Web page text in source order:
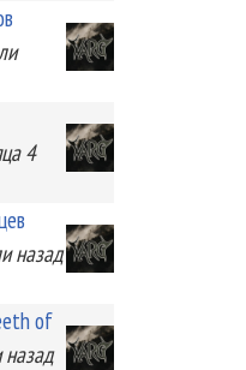
4
назад
of
назад